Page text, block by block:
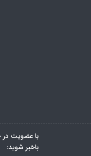
با عضویت در
باخبر شوید: